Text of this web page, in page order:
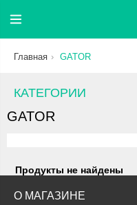
Главная GATOR
КАТЕГОРИИ
GATOR
Продукты не найдены
О МАГАЗИНЕ